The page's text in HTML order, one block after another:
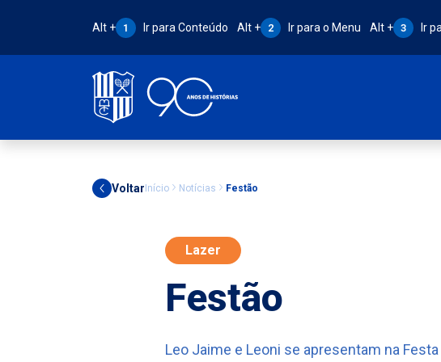
Atalho Alt + 1:
Alt + 1 Ir para Conteúdo Atalho Alt + 2:
Alt + 2 Ir para o Menu Atalho Alt + 3:
Alt + 3 Ir
Voltar Início Notícias Festão
Lazer
Festão
Leo Jaime e Leoni se apresentam na